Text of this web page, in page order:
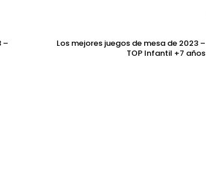
–
Los mejores juegos de mesa de 2023 –
TOP Infantil +7 años